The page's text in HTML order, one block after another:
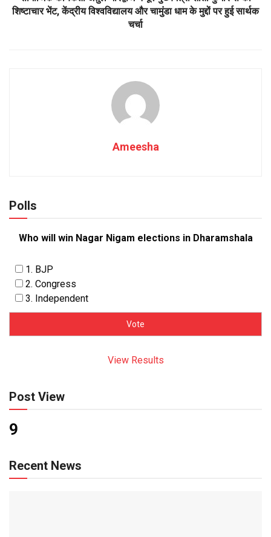
शिष्टाचार भेंट, केंद्रीय विश्वविद्यालय और चामुंडा धाम के मुद्दों पर हुई सार्थक
चर्चा
Ameesha
Polls
Who will win Nagar Nigam elections in Dharamshala
1. BJP
2. Congress
3. Independent
View Results
Post View
9
Recent News